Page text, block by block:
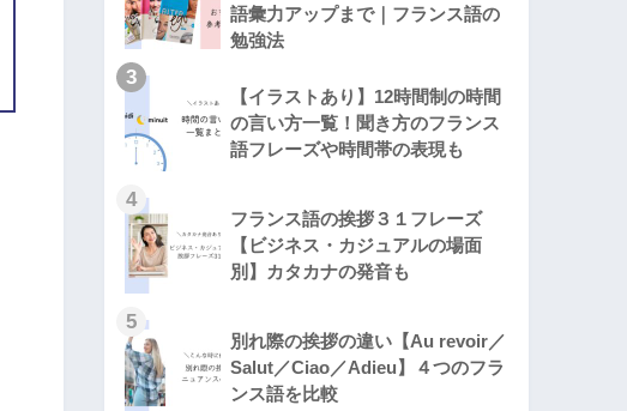
語彙力アップまで｜フランス語の
勉強法
3
【イラストあり】12時間制の時間
の言い方一覧！聞き方のフランス
語フレーズや時間帯の表現も
4
フランス語の挨拶３１フレーズ
【ビジネス・カジュアルの場面
別】カタカナの発音も
5
別れ際の挨拶の違い【Au revoir／
Salut／Ciao／Adieu】４つのフラ
ンス語を比較